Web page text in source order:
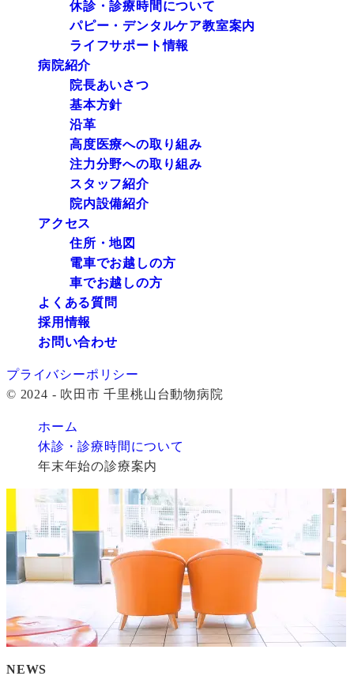
休診・診療時間について
パピー・デンタルケア教室案内
ライフサポート情報
病院紹介
院長あいさつ
基本方針
沿革
高度医療への取り組み
注力分野への取り組み
スタッフ紹介
院内設備紹介
アクセス
住所・地図
電車でお越しの方
車でお越しの方
よくある質問
採用情報
お問い合わせ
プライバシーポリシー
© 2024 - 吹田市 千里桃山台動物病院
ホーム
休診・診療時間について
年末年始の診療案内
NEWS